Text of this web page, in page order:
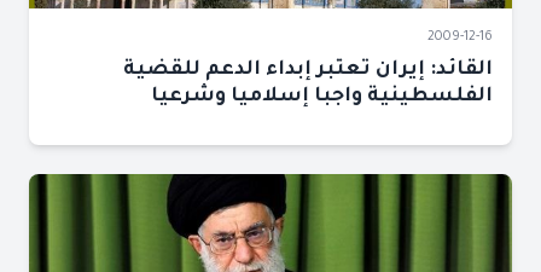
2009-12-16
القائد: إيران تعتبر إبداء الدعم للقضية
الفلسطينية واجبا إسلاميا وشرعيا